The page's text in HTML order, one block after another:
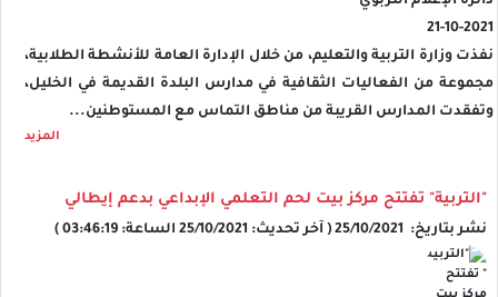
21-10-2021
نفذت وزارة التربية والتعليم، من خلال الإدارة العامة للأنشطة الطلابية،
مجموعة من الفعاليات الثقافية في مدارس البلدة القديمة في الخليل،
وتفقدت المدارس القريبة من مناطق التماس مع المستوطنين...
المزيد
"التربية" تفتتح مركز بيت لحم التعلمي الإبداعي بدعم إيطالي
نشر بتاريخ: 25/10/2021 ( آخر تحديث: 25/10/2021 الساعة: 03:46:19 )